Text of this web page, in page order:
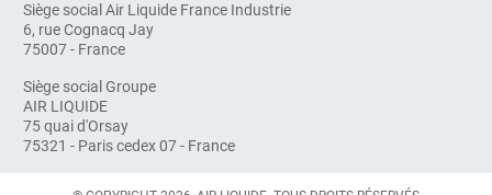
Siège social Air Liquide France Industrie
6, rue Cognacq Jay
75007 - France
Siège social Groupe
AIR LIQUIDE
75 quai d'Orsay
75321 - Paris cedex 07 - France